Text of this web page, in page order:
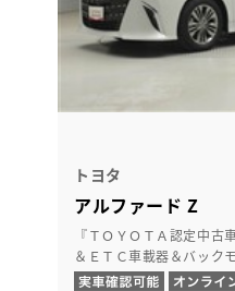
トヨタ
アルファード Z
『ＴＯＹＯＴＡ認定中
＆ＥＴＣ車載器＆バック